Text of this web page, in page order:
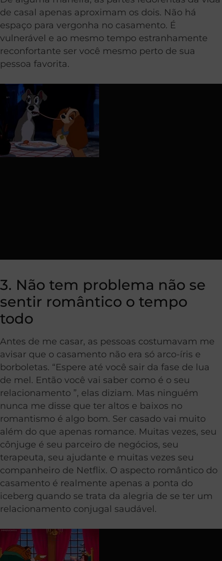
de casal apenas aproximam os dois. Não há
espaço para vergonha no casamento. É
vulnerável e ao mesmo tempo estranhamente
reconfortante ser você mesmo perto de sua
pessoa favorita.
3. Não tem problema não se
sentir romântico o tempo
todo
Antes de me casar, as pessoas costumavam me
avisar que o casamento não era só arco-íris e
borboletas. “Espere até você sair da fase de lua
de mel. Então você vai saber como é o seu
relacionamento ”, elas diziam. Mas ninguém
nunca me disse que ter altos e baixos no
romantismo é algo bom. Ser casado vai muito
além do que apenas romance. Muitas vezes, seu
cônjuge é seu parceiro de negócios, seu
terapeuta, seu ajudante e muitas vezes seu
companheiro de Netflix. O aspecto romântico do
casamento é realmente apenas a ponta do
iceberg quando se trata da alegria de se ter um
relacionamento conjugal saudável.